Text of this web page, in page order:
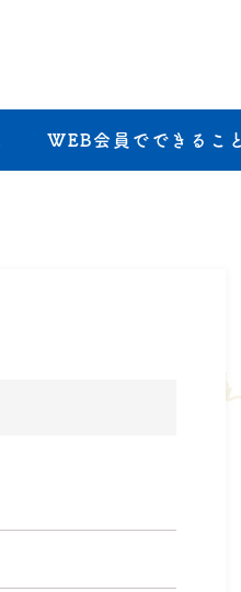
WEB会員でできること